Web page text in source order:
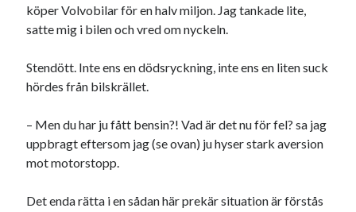
köper Volvobilar för en halv miljon. Jag tankade lite,
satte mig i bilen och vred om nyckeln.
Stendött. Inte ens en dödsryckning, inte ens en liten suck
hördes från bilskrället.
– Men du har ju fått bensin?! Vad är det nu för fel? sa jag
uppbragt eftersom jag (se ovan) ju hyser stark aversion
mot motorstopp.
Det enda rätta i en sådan här prekär situation är förstås